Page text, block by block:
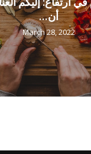
أن...
March 28, 2022